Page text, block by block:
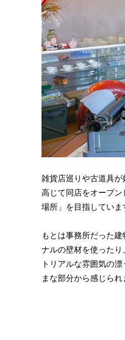
雑貨店巡りや古道具
高じて同店をオープン
場所」を目指していま
もとは事務所だった
ナルの壁材を使った
トリアルな雰囲気の
まな部分から感じられ